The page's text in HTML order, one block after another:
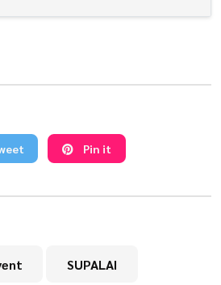
Pin it
SUPALAI